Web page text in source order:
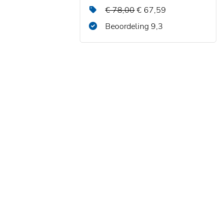
€ 78,00€ 67,59
Beoordeling 9,3